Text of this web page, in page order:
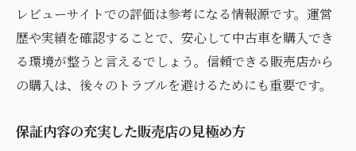
類の準備
所有権移転に必要な書類一覧
自動車保険の変更手続きの流れ
車検証の確認ポイント
印鑑証明の取得方法とその準備
レビューサイトでの評価は参考になる情報源です。運営
歴や実績を確認することで、安心して中古車を購入でき
る環境が整うと言えるでしょう。信頼できる販売店から
の購入は、後々のトラブルを避けるためにも重要です。
保証内容の充実した販売店の見極め方